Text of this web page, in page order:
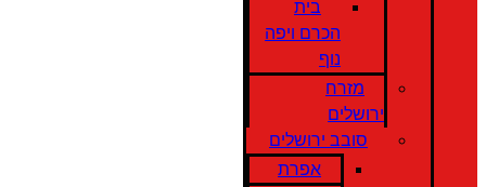
בית
הכרם ויפה
נוף
מזרח
ירושלים
סובב ירושלים
אפרת